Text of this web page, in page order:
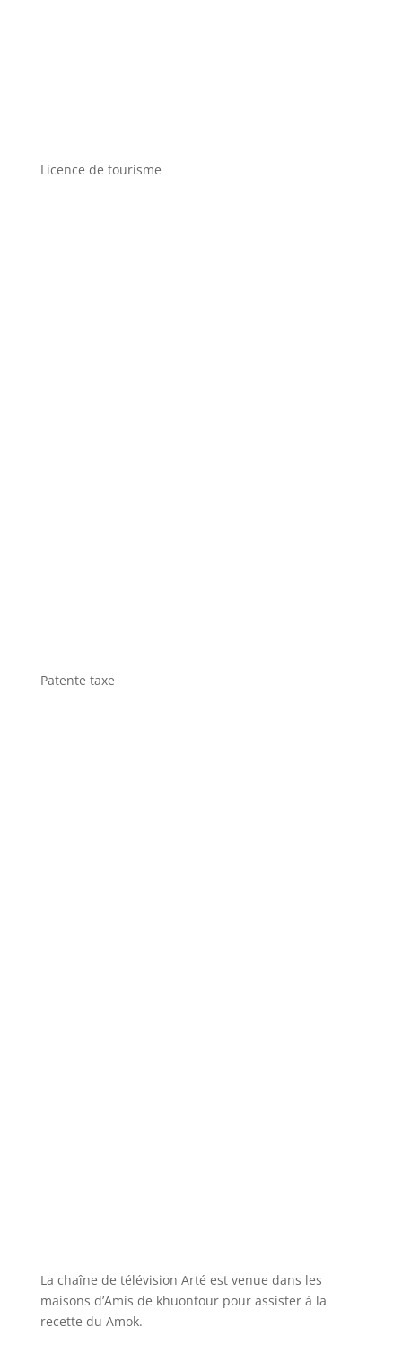
Licence de tourisme
Patente taxe
La chaîne de télévision Arté est venue dans les
maisons d’Amis de khuontour pour assister à la
recette du Amok.